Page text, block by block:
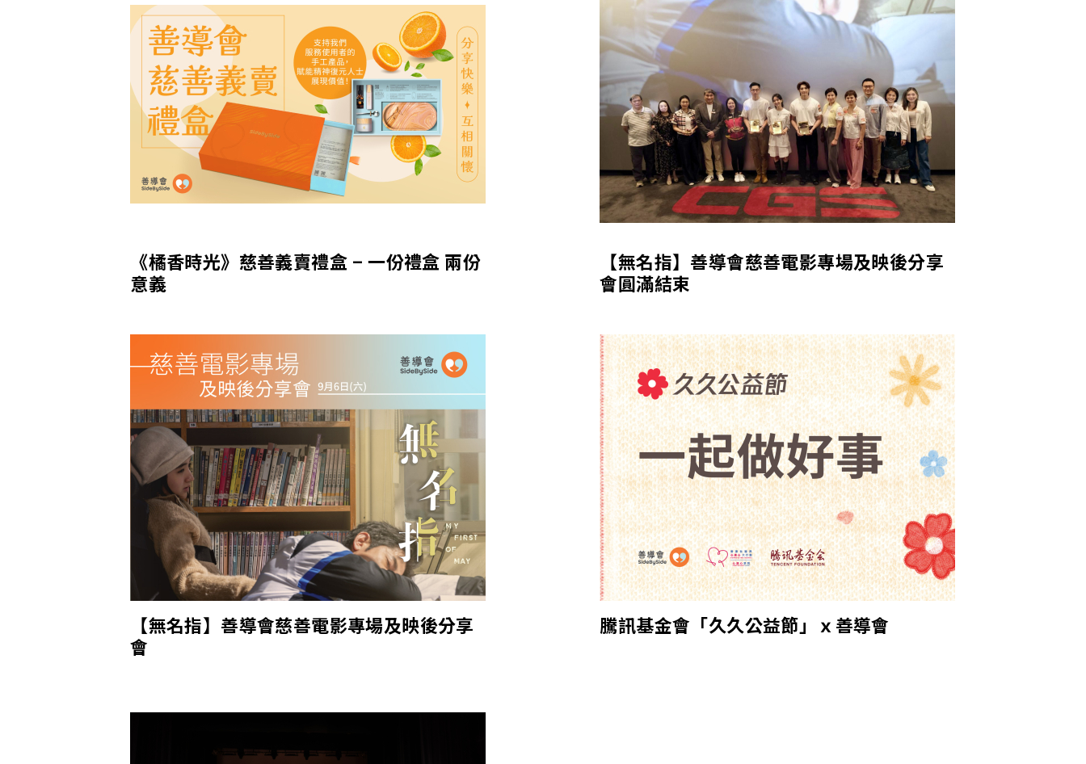
《橘香時光》慈善義賣禮盒 – 一份禮盒 兩份
意義
【無名指】善導會慈善電影專場及映後分享
會圓滿結束
【無名指】善導會慈善電影專場及映後分享
會
騰訊基金會「久久公益節」ｘ善導會